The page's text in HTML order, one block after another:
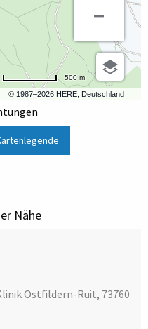
© 1987–2026 HERE, Deutschland
500 m
Nähe
Ostfildern-Ruit, 73760